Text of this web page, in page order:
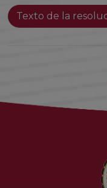
Texto de la